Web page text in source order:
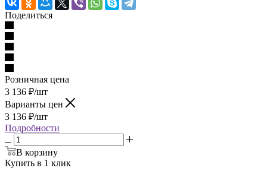
Поделиться
Розничная цена
3 136 ₽/шт
Варианты цен
3 136 ₽/шт
Подробности
В корзину
Купить в 1 клик